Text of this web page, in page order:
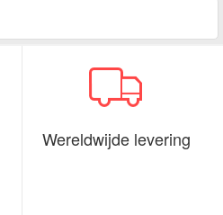
Wereldwijde levering